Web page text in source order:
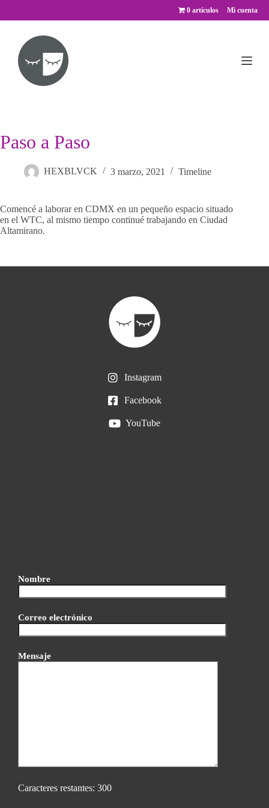
Mi cuenta
0 artículos
Paso a Paso
HEXBLVCK 3 marzo, 2021 Timeline
Comencé a laborar en CDMX en un pequeño espacio situado
en el WTC, al mismo tiempo continué trabajando en Ciudad
Altamirano.
Instagram
Facebook
YouTube
Nombre
Correo electrónico
Mensaje
Caracteres restantes: 300